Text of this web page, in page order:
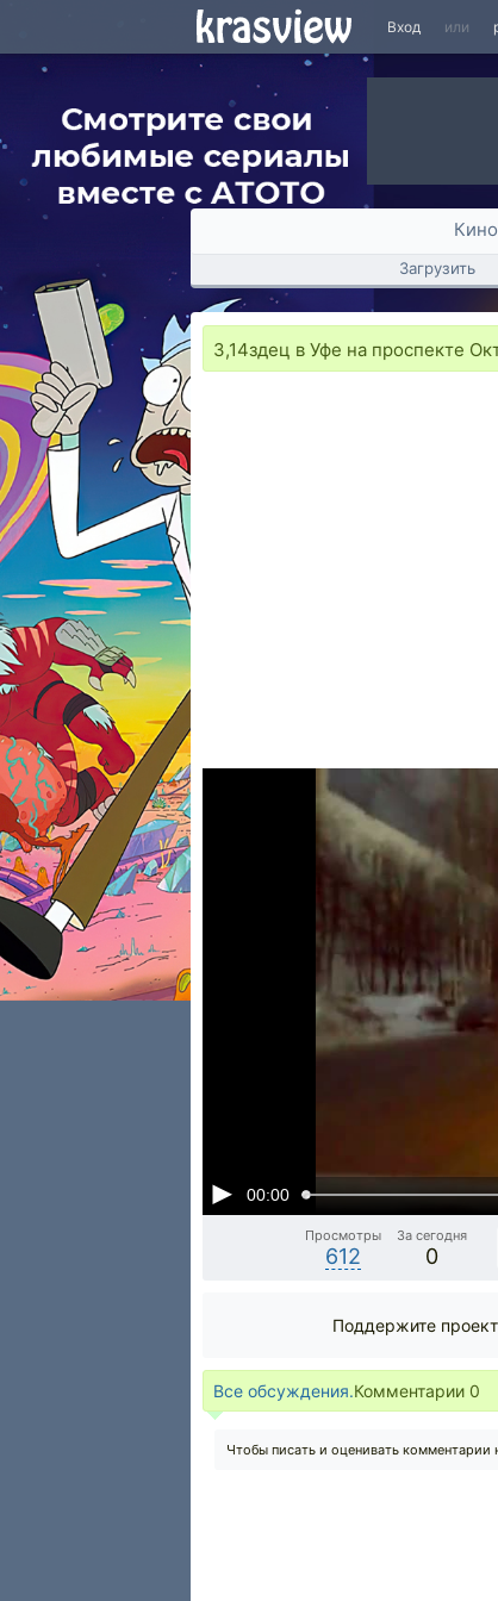
Вход или
Кино
Загрузить
3,14здец в Уфе на проспекте
00:00
Просмотры
612
За сегодня
0
Поддержите
Все обсуждения.Комментарии 0
Чтобы писать и оценивать комментарии